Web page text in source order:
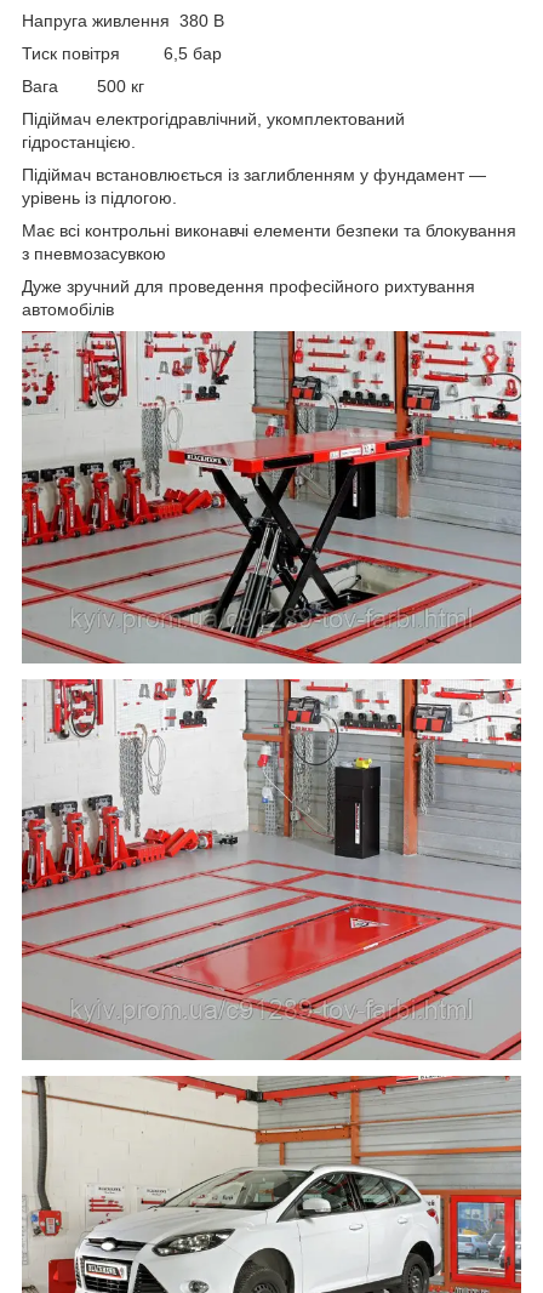
Напруга живлення 380 В
Тиск повітря 6,5 бар
Вага 500 кг
Підіймач електрогідравлічний, укомплектований
гідростанцією.
Підіймач встановлюється із заглибленням у фундамент —
урівень із підлогою.
Має всі контрольні виконавчі елементи безпеки та блокування
з пневмозасувкою
Дуже зручний для проведення професійного рихтування
автомобілів